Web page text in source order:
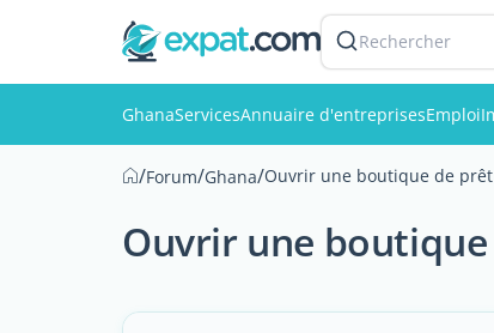
Rechercher
GhanaServicesAnnuaire d'entreprisesEmploi
/Forum/Ghana/Ouvrir une boutique de
Ouvrir une